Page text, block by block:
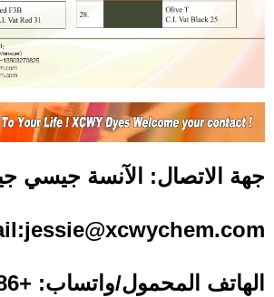
جهة الاتصال: الآنسة جيسي